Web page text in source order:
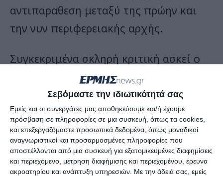
Σεβόμαστε την ιδιωτικότητά σας
Εμείς και οι συνεργάτες μας αποθηκεύουμε και/ή έχουμε
πρόσβαση σε πληροφορίες σε μια συσκευή, όπως τα cookies,
και επεξεργαζόμαστε προσωπικά δεδομένα, όπως μοναδικοί
αναγνωριστικοί και προσαρμοσμένες πληροφορίες που
αποστέλλονται από μια συσκευή για εξατομικευμένες διαφημίσεις
και περιεχόμενο, μέτρηση διαφήμισης και περιεχομένου, έρευνα
ακροατηρίου και ανάπτυξη υπηρεσιών. Με την άδειά σας, εμείς
αντιπαραθεση μεταξύ της πρώην και
την νυν περιφερειακής αρχής.
Συγκεκριμένα σκληρή κριτική ασκεί ο
επικεφαλής της παράταξης «
Γαλιατσάτοςστην Περιφερειάρχη
Ρόδη Κράτσα, υποστηρίζοντας ότι
επιχειρεί σύμπραξη με ΜΚΟ για την
αδειοδότηση, κατασκευή και λειτουργία
των υδατοδρομίων έναντι του ποσού